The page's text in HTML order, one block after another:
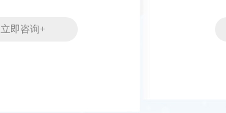
立即咨询+